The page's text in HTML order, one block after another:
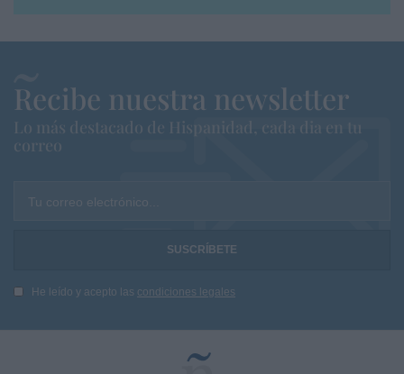
Recibe nuestra newsletter
Lo más destacado de Hispanidad, cada dia en tu
correo
Tu correo electrónico...
He leído y acepto las condiciones legales